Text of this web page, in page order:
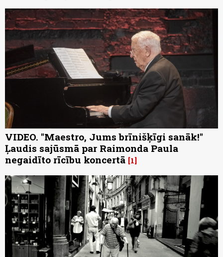
VIDEO. "Maestro, Jums brīnišķīgi sanāk!"
Ļaudis sajūsmā par Raimonda Paula
negaidīto rīcību koncertā 1